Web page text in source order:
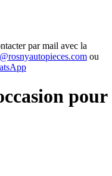
par mail avec la
ou
pour